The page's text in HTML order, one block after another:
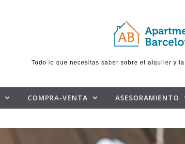
Todo lo que necesitas saber sobre el alquiler y
COMPRA-VENTA ASESORAMIENTO